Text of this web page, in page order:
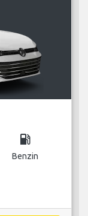
local_gas_station
Benzin